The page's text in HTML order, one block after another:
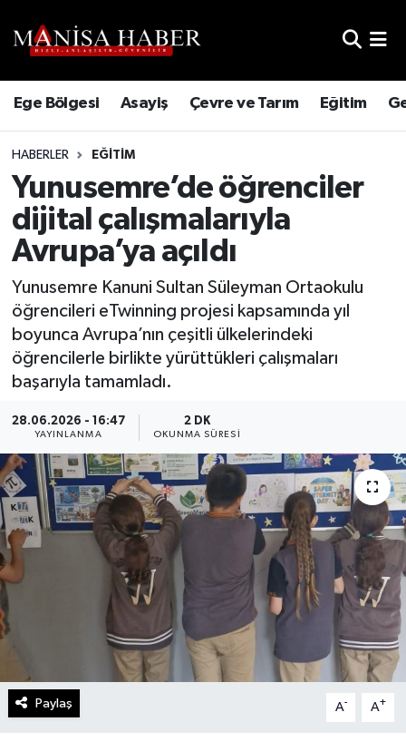
Ege Bölgesi Asayiş Çevre ve Tarım Eğitim
HABERLER EĞITIM
Yunusemre’de öğrenciler
dijital çalışmalarıyla
Avrupa’ya açıldı
Yunusemre Kanuni Sultan Süleyman Ortaokulu
öğrencileri eTwinning projesi kapsamında yıl
boyunca Avrupa’nın çeşitli ülkelerindeki
öğrencilerle birlikte yürüttükleri çalışmaları
başarıyla tamamladı.
28.06.2026 - 16:47
YAYINLANMA
2 DK
OKUNMA SÜRESI
Paylaş A- A+
Trafik Durumu
Süper Lig Puan Durumu ve Fikstür
Tüm Manşetler
Son Dakika Haberleri